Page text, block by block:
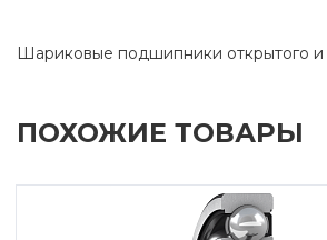
Шариковые подшипники открытого и
ПОХОЖИЕ ТОВАРЫ